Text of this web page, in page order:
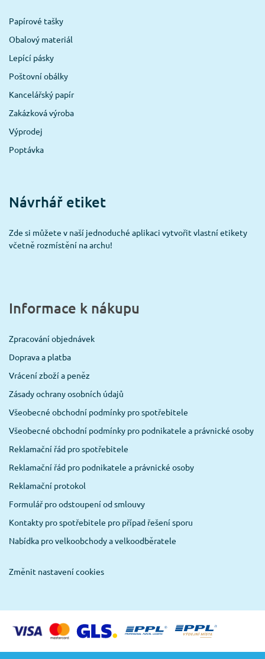
Papírové tašky
Obalový materiál
Lepící pásky
Poštovní obálky
Kancelářský papír
Zakázková výroba
Výprodej
Poptávka
Návrhář etiket
Zde si můžete v naší jednoduché aplikaci vytvořit vlastní etikety
včetně rozmístění na archu!
Informace k nákupu
Zpracování objednávek
Doprava a platba
Vrácení zboží a peněz
Zásady ochrany osobních údajů
Všeobecné obchodní podmínky pro spotřebitele
Všeobecné obchodní podmínky pro podnikatele a právnické osoby
Reklamační řád pro spotřebitele
Reklamační řád pro podnikatele a právnické osoby
Reklamační protokol
Formulář pro odstoupení od smlouvy
Kontakty pro spotřebitele pro případ řešení sporu
Nabídka pro velkoobchody a velkoodběratele
Změnit nastavení cookies